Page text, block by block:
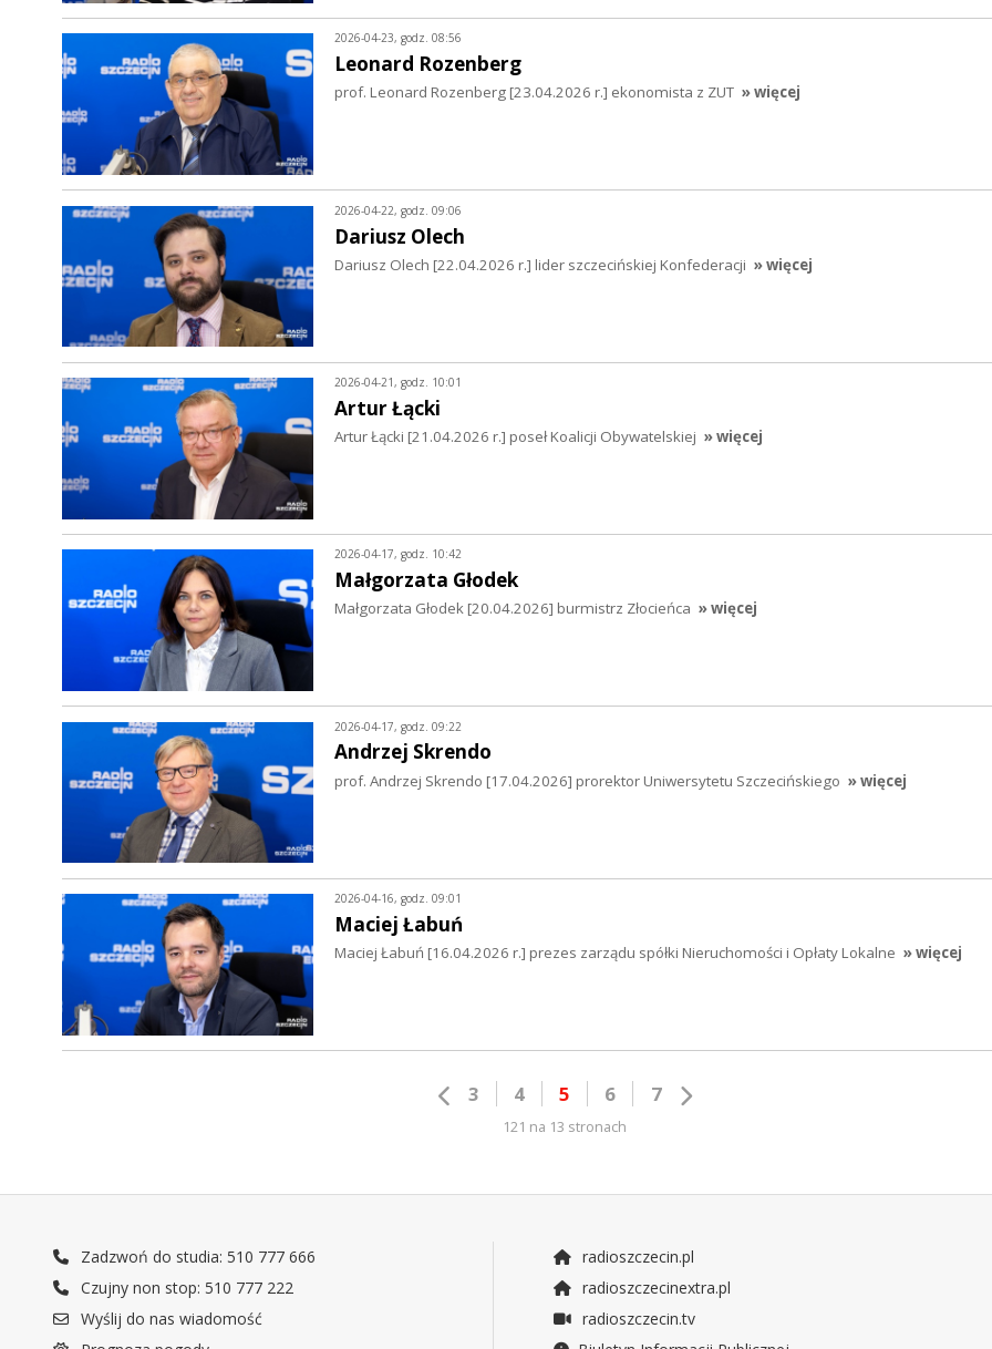
2026-04-23, godz. 08:56
Leonard Rozenberg
prof. Leonard Rozenberg [23.04.2026 r.] ekonomista z ZUT » więcej
2026-04-22, godz. 09:06
Dariusz Olech
Dariusz Olech [22.04.2026 r.] lider szczecińskiej Konfederacji » więcej
2026-04-21, godz. 10:01
Artur Łącki
Artur Łącki [21.04.2026 r.] poseł Koalicji Obywatelskiej » więcej
2026-04-17, godz. 10:42
Małgorzata Głodek
Małgorzata Głodek [20.04.2026] burmistrz Złocieńca » więcej
2026-04-17, godz. 09:22
Andrzej Skrendo
prof. Andrzej Skrendo [17.04.2026] prorektor Uniwersytetu Szczecińskiego » więcej
2026-04-16, godz. 09:01
Maciej Łabuń
Maciej Łabuń [16.04.2026 r.] prezes zarządu spółki Nieruchomości i Opłaty Lokalne » więcej
3 4 5 6 7
121 na 13 stronach
Zadzwoń do studia: 510 777 666
Czujny non stop: 510 777 222
Wyślij do nas wiadomość
radioszczecin.pl
radioszczecinextra.pl
radioszczecin.tv